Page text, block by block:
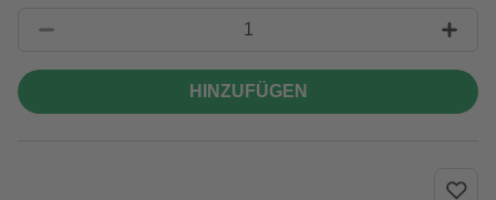
HINZUFÜGEN